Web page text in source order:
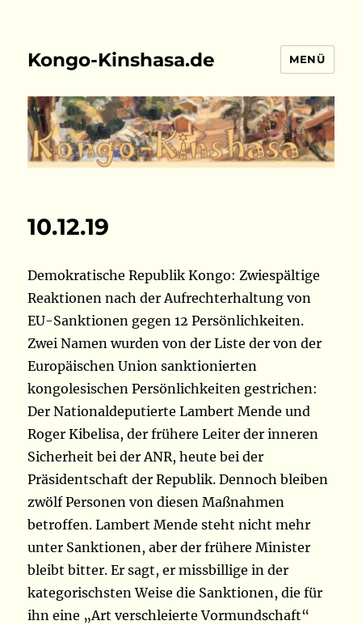
Kongo-Kinshasa.de MENÜ
10.12.19
Demokratische Republik Kongo: Zwiespältige
Reaktionen nach der Aufrechterhaltung von
EU-Sanktionen gegen 12 Persönlichkeiten.
Zwei Namen wurden von der Liste der von der
Europäischen Union sanktionierten
kongolesischen Persönlichkeiten gestrichen:
Der Nationaldeputierte Lambert Mende und
Roger Kibelisa, der frühere Leiter der inneren
Sicherheit bei der ANR, heute bei der
Präsidentschaft der Republik. Dennoch bleiben
zwölf Personen von diesen Maßnahmen
betroffen. Lambert Mende steht nicht mehr
unter Sanktionen, aber derfrühere Minister
bleibt bitter. Er sagt, er missbillige in der
kategorischsten Weise die Sanktionen, die für
ihn eine „Art verschleierte Vormundschaft“